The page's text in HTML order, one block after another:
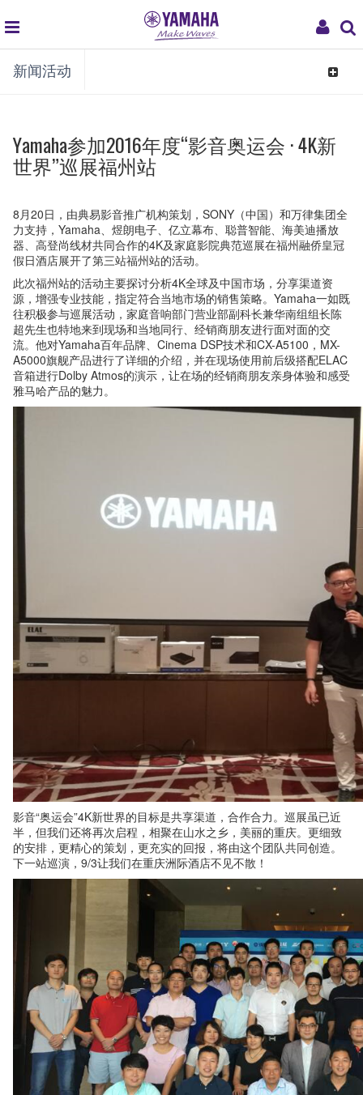
My
global
navigation
新闻活动
Toggle
Yamaha参加2016年度“影音奥运会 · 4K新
世界”巡展福州站
8月20日，由典易影音推广机构策划，SONY（中国）和万律集团全
力支持，Yamaha、煜朗电子、亿立幕布、聪普智能、海美迪播放
器、高登尚线材共同合作的4K及家庭影院典范巡展在福州融侨皇冠
假日酒店展开了第三站福州站的活动。
此次福州站的活动主要探讨分析4K全球及中国市场，分享渠道资
源，增强专业技能，指定符合当地市场的销售策略。Yamaha一如既
往积极参与巡展活动，家庭音响部门营业部副科长兼华南组组长陈
超先生也特地来到现场和当地同行、经销商朋友进行面对面的交
流。他对Yamaha百年品牌、Cinema DSP技术和CX-A5100，MX-
A5000旗舰产品进行了详细的介绍，并在现场使用前后级搭配ELAC
音箱进行Dolby Atmos的演示，让在场的经销商朋友亲身体验和感受
雅马哈产品的魅力。
影音“奥运会”4K新世界的目标是共享渠道，合作合力。巡展虽已近
半，但我们还将再次启程，相聚在山水之乡，美丽的重庆。更细致
的安排，更精心的策划，更充实的回报，将由这个团队共同创造。
下一站巡演，9/3让我们在重庆洲际酒店不见不散！